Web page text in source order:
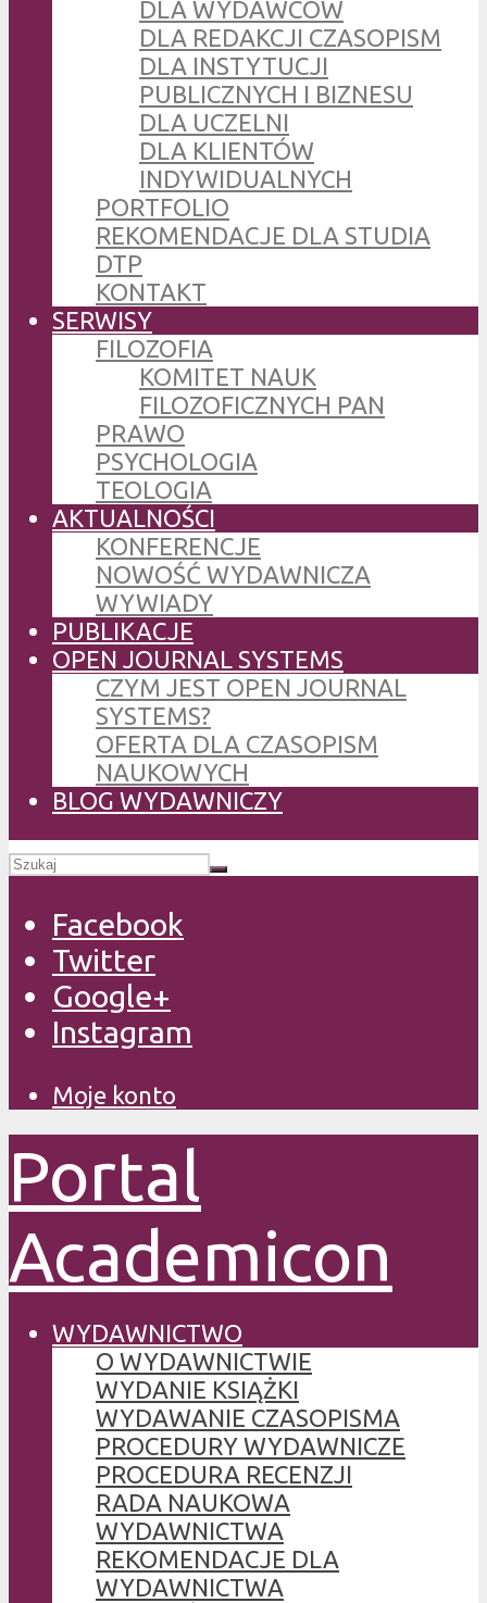
DLA WYDAWCÓW
DLA REDAKCJI CZASOPISM
DLA INSTYTUCJI
PUBLICZNYCH I BIZNESU
DLA UCZELNI
DLA KLIENTÓW
INDYWIDUALNYCH
PORTFOLIO
REKOMENDACJE DLA STUDIA
DTP
KONTAKT
SERWISY
FILOZOFIA
KOMITET NAUK
FILOZOFICZNYCH PAN
PRAWO
PSYCHOLOGIA
TEOLOGIA
AKTUALNOŚCI
KONFERENCJE
NOWOŚĆ WYDAWNICZA
WYWIADY
PUBLIKACJE
OPEN JOURNAL SYSTEMS
CZYM JEST OPEN JOURNAL
SYSTEMS?
OFERTA DLA CZASOPISM
NAUKOWYCH
BLOG WYDAWNICZY
Facebook
Twitter
Google+
Instagram
Moje konto
Portal
Academicon
WYDAWNICTWO
O WYDAWNICTWIE
WYDANIE KSIĄŻKI
WYDAWANIE CZASOPISMA
PROCEDURY WYDAWNICZE
PROCEDURA RECENZJI
RADA NAUKOWA
WYDAWNICTWA
REKOMENDACJE DLA
WYDAWNICTWA